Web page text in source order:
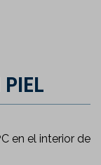
PIEL
en el interior de